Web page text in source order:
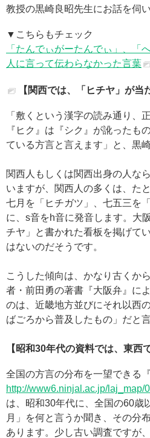
教授の黒崎良昭先生にお話を伺い
▼こちらもチェック
「たんでぃがーたんでぃ」、「
人に言って伝わらなかった言葉
【関西では、「ヒチヤ」が当
「敷くという漢字の読み通り、
『ヒク』は『シク』が訛ったも
ている方言と言えます」と、黒崎
関西人もしくは関西出身の人な
いますが、関西人の多くは、た
七月を「ヒチガツ」、七五三を
に、s音をh音に発音します。大
チヤ」と書かれた看板を掲げて
はないのだそうです。
こうした傾向は、かなり古くか
者・前田勇の著書『大阪弁』に
のは、近畿地方並びにそれ以西
ばごろから普及したもの」だと言
【昭和30年代の資料では、東西
全国の方言の分布を一望できる
http://www6.ninjal.ac.jp/laj_map/
は、昭和30年代に、全国の60歳
月」を何と言うか聞き、その分
あります。少し古い調査ですが